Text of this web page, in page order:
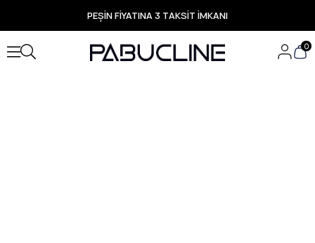
PEŞİN FİYATINA 3 TAKSİT İMKANI
TÜM ÜRÜNLERDE ÜCRETSİZ KARGO
Yeni Sezon Ürünlerde Özel Fırsatlar
Seçili Ürünlerde Hızlı Teslimat
0